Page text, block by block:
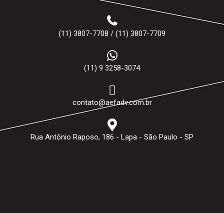
(11) 3807-7708 / (11) 3807-7709
(11) 9 3258-3074
contato@aefadv.com.br
Rua Antônio Raposo, 186 - Lapa - São Paulo - SP